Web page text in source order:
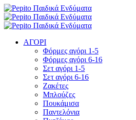
ΑΓΟΡΙ
Φόρμες αγόρι 1-5
Φόρμες αγόρι 6-16
Σετ αγόρι 1-5
Σετ αγόρι 6-16
Ζακέτες
Μπλούζες
Πουκάμισα
Παντελόνια